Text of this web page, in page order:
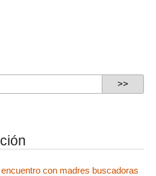
con madres buscadoras